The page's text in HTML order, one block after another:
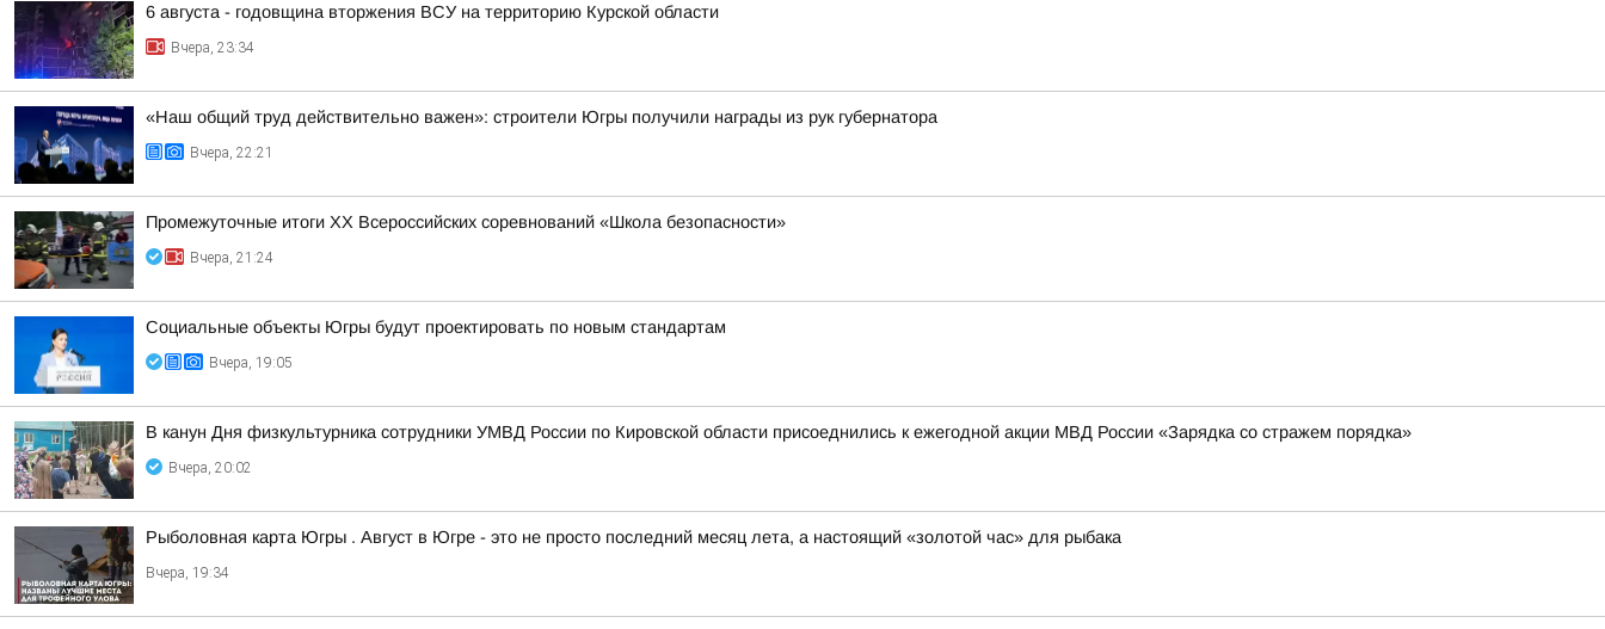
6 августа - годовщина вторжения ВСУ на территорию Курской области
Вчера, 23:34
«Наш общий труд действительно важен»: строители Югры получили награды из рук губернатора
Вчера, 22:21
Промежуточные итоги XX Всероссийских соревнований «Школа безопасности»
Вчера, 21:24
Социальные объекты Югры будут проектировать по новым стандартам
Вчера, 19:05
В канун Дня физкультурника сотрудники УМВД России по Кировской области присоеднились к ежегодной акции МВД России «Зарядка со стражем порядка»
Вчера, 20:02
Рыболовная карта Югры . Август в Югре - это не просто последний месяц лета, а настоящий «золотой час» для рыбака
Вчера, 19:34